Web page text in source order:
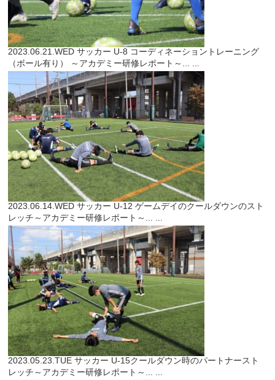
2023.06.21.WED サッカー U-8 コーディネーショントレーニング
（ボール有り） ～アカデミー研修レポート～... ...
2023.06.14.WED サッカー U-12 ゲームデイのクールダウンのスト
レッチ～アカデミー研修レポート～... ...
2023.05.23.TUE サッカー U-15クールダウン時のパートナースト
レッチ～アカデミー研修レポート～... ...